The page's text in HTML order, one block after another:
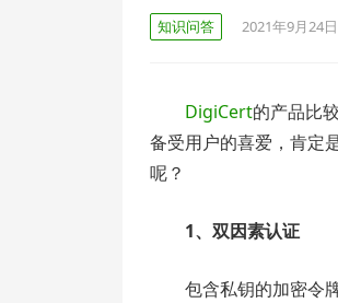
知识问答 2021年9月24
DigiCert的产品比
备受用户的喜爱，肯定
呢？
1、双因素认证
包含私钥的加密令